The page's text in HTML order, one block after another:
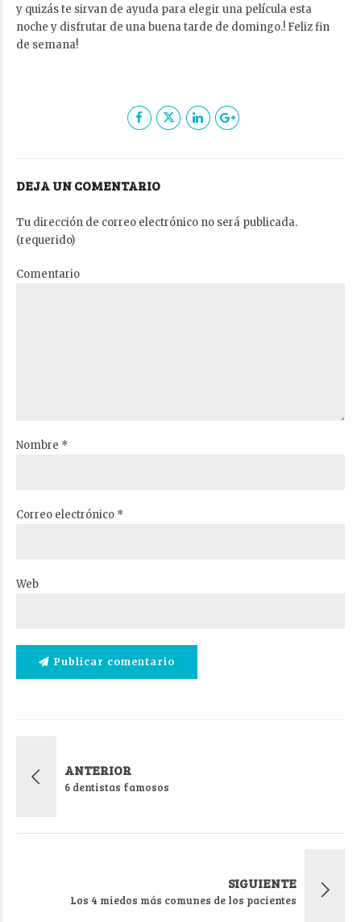
y quizás te sirvan de ayuda para elegir una película esta
noche y disfrutar de una buena tarde de domingo.! Feliz fin
de semana!
DEJA UN COMENTARIO
Tu dirección de correo electrónico no será publicada.
(requerido)
Comentario
Nombre *
Correo electrónico *
Web
Publicar comentario
ANTERIOR
6 dentistas famosos
SIGUIENTE
Los 4 miedos más comunes de los pacientes